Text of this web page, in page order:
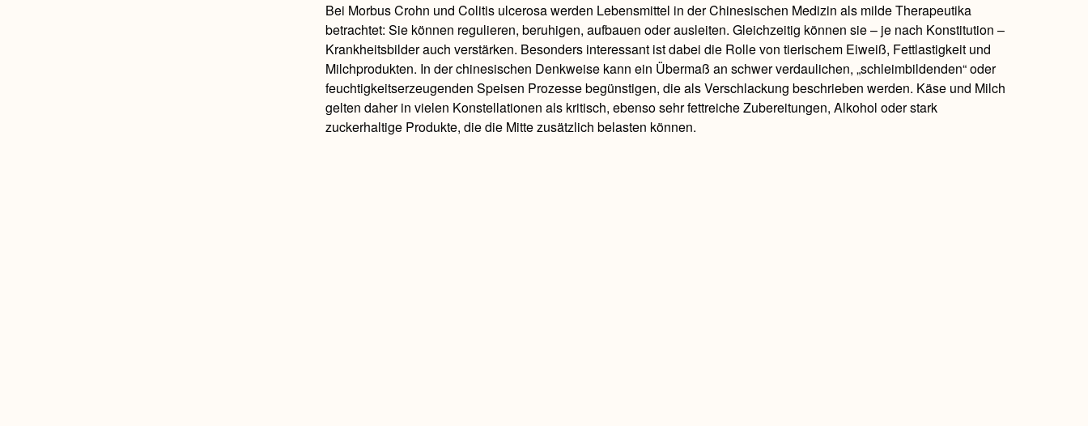
Bei Morbus Crohn und Colitis ulcerosa werden Lebensmittel in der Chinesischen Medizin als milde Therapeutika
betrachtet: Sie können regulieren, beruhigen, aufbauen oder ausleiten. Gleichzeitig können sie – je nach Konstitution –
Krankheitsbilder auch verstärken. Besonders interessant ist dabei die Rolle von tierischem Eiweiß, Fettlastigkeit und
Milchprodukten. In der chinesischen Denkweise kann ein Übermaß an schwer verdaulichen, „schleimbildenden“ oder
feuchtigkeitserzeugenden Speisen Prozesse begünstigen, die als Verschlackung beschrieben werden. Käse und Milch
gelten daher in vielen Konstellationen als kritisch, ebenso sehr fettreiche Zubereitungen, Alkohol oder stark
zuckerhaltige Produkte, die die Mitte zusätzlich belasten können.